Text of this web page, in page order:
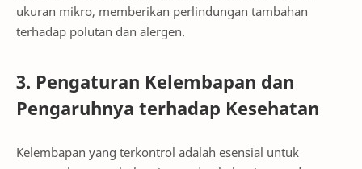
ukuran mikro, memberikan perlindungan tambahan
terhadap polutan dan alergen.
3. Pengaturan Kelembapan dan
Pengaruhnya terhadap Kesehatan
Kelembapan yang terkontrol adalah esensial untuk